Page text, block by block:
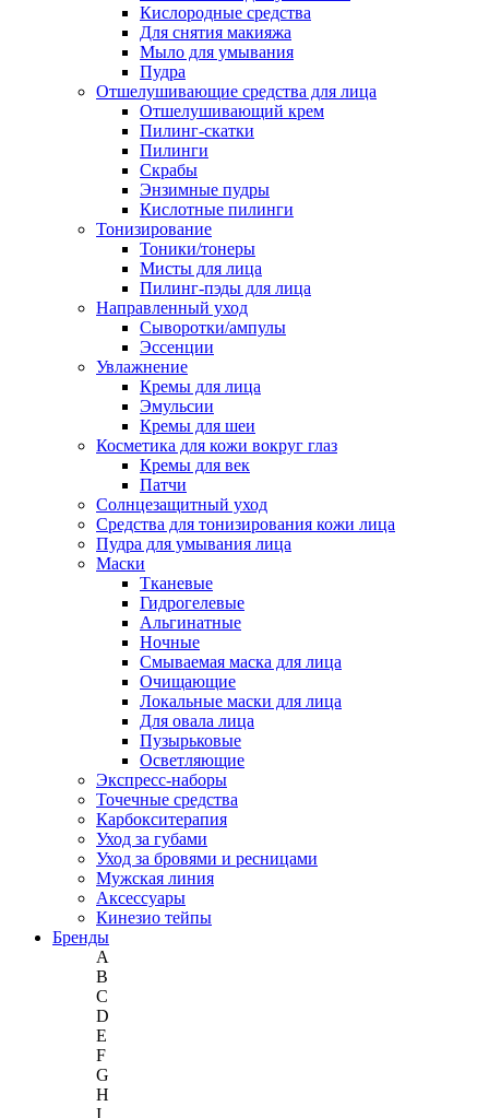
Кислородные средства
Для снятия макияжа
Мыло для умывания
Пудра
Отшелушивающие средства для лица
Отшелушивающий крем
Пилинг-скатки
Пилинги
Скрабы
Энзимные пудры
Кислотные пилинги
Тонизирование
Тоники/тонеры
Мисты для лица
Пилинг-пэды для лица
Направленный уход
Сыворотки/ампулы
Эссенции
Увлажнение
Кремы для лица
Эмульсии
Кремы для шеи
Косметика для кожи вокруг глаз
Кремы для век
Патчи
Солнцезащитный уход
Средства для тонизирования кожи лица
Пудра для умывания лица
Маски
Тканевые
Гидрогелевые
Альгинатные
Ночные
Смываемая маска для лица
Очищающие
Локальные маски для лица
Для овала лица
Пузырьковые
Осветляющие
Экспресс-наборы
Точечные средства
Карбокситерапия
Уход за губами
Уход за бровями и ресницами
Мужская линия
Аксессуары
Кинезио тейпы
Бренды
A
B
C
D
E
F
G
H
I